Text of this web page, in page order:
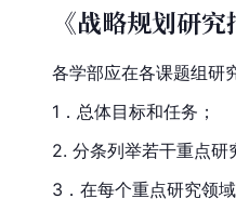
《战略规划研
各学部应在各课题组研
1．总体目标和任务；
2. 分条列举若干重点研
3．在每个重点研究领